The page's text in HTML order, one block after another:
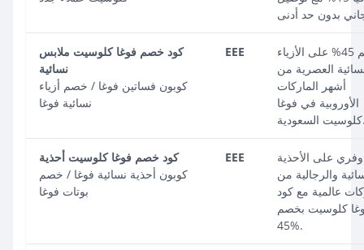
كود خصم فوغا كلوسيت ملابس
نسائية
كوبون فساتين فوغا / خصم أزياء
نسائية فوغا
EEE
خصم 45% على الأزياء
العصرية من
أشهر الماركات
الأوروبية في فوغا
كود خصم فوغا كلوسيت أحذية
كوبون أحذية نسائية فوغا / خصم
بوتات فوغا
EEE
وفري على الأحذية
والرجالية من
عالمية مع كود
كلوسيت بخصم
45%.